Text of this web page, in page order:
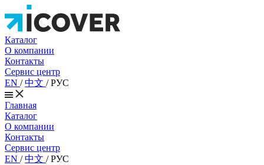
Каталог
О компании
Контакты
Сервис центр
EN /中文 /РУС
Главная
Каталог
О компании
Контакты
Сервис центр
EN /中文 /РУС